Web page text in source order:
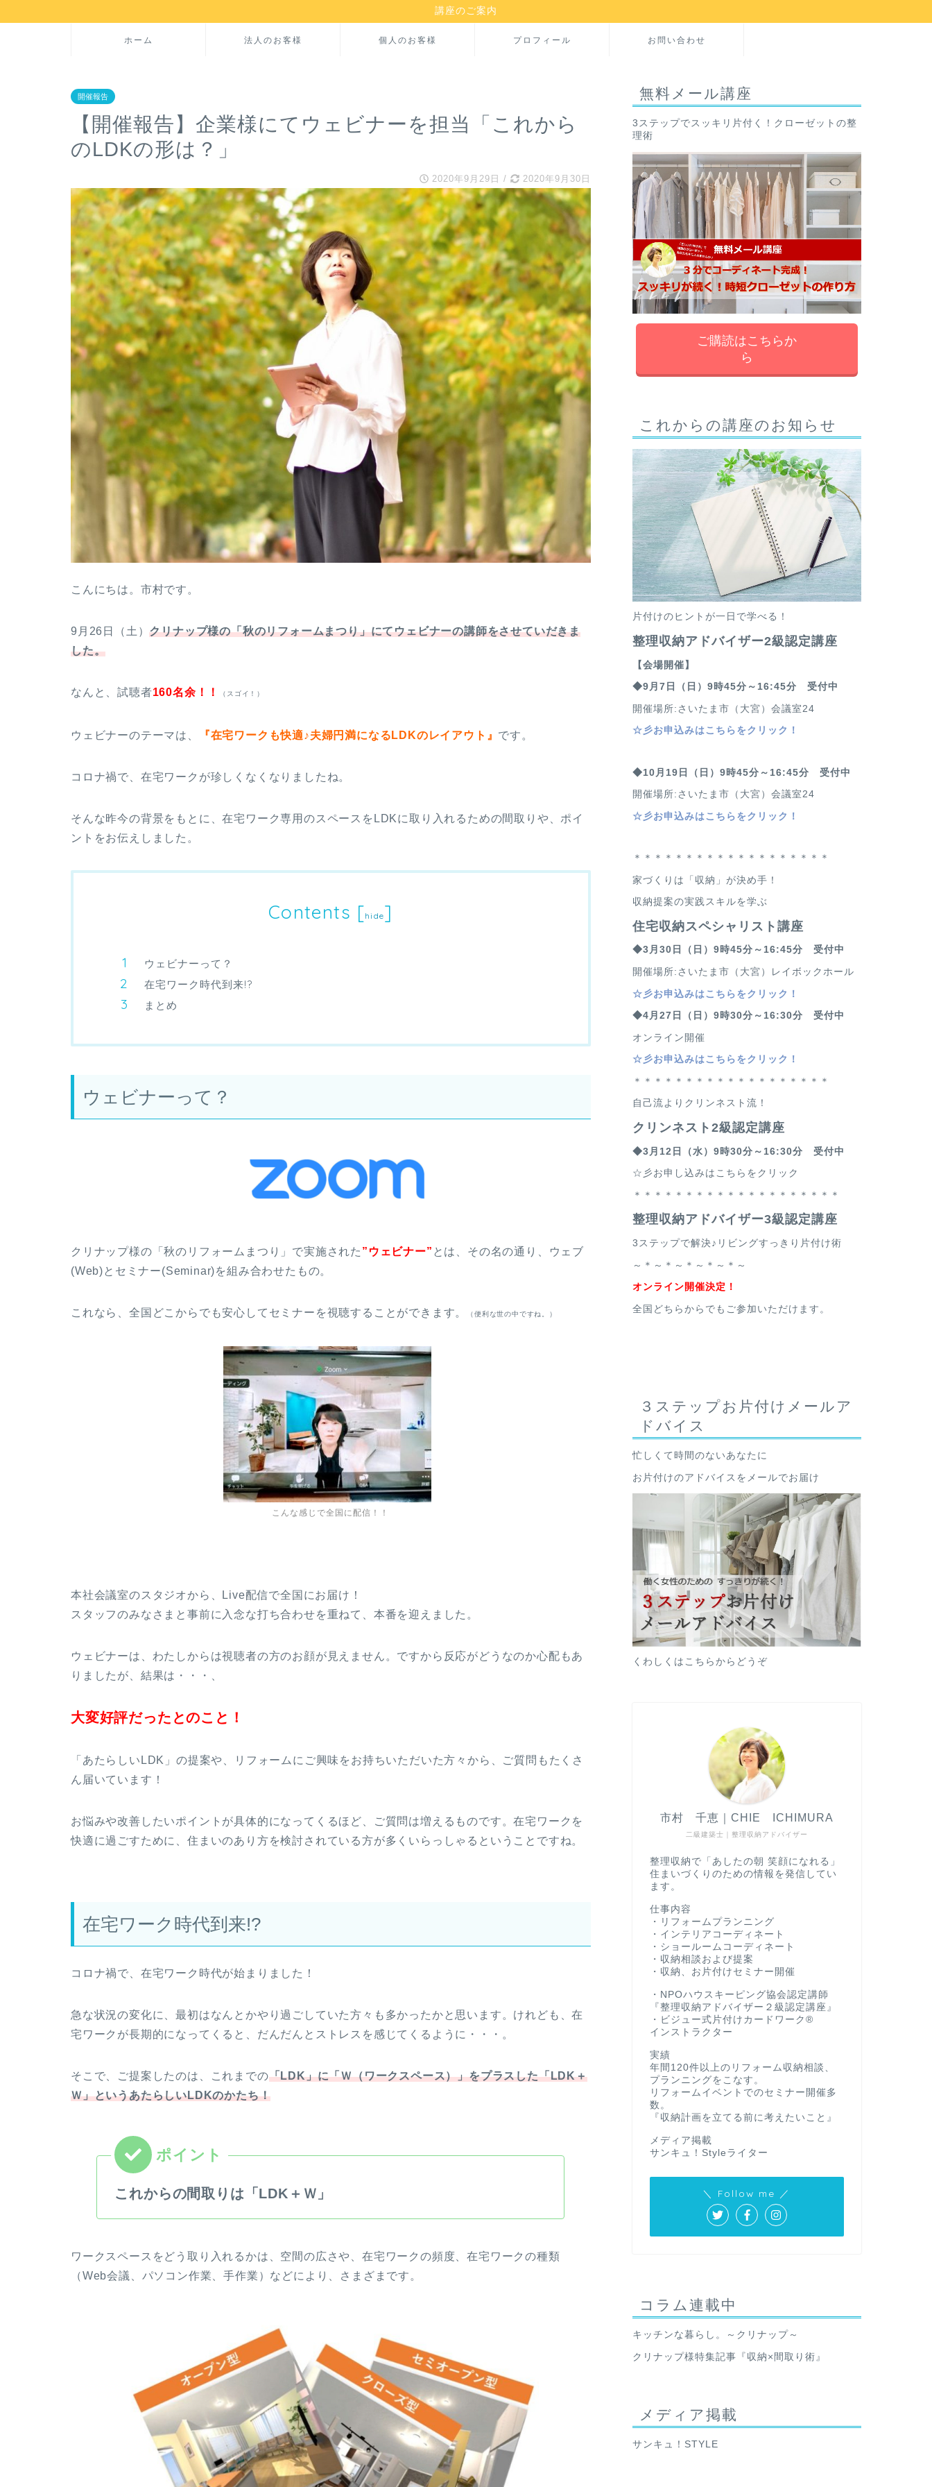
講座のご案内
ホーム 法人のお客様 個人のお客様 プロフィール お問い合わせ
開催報告
【開催報告】企業様にてウェビナーを担当「これから
のLDKの形は？」
2020年9月29日 / 2020年9月30日
こんにちは。市村です。
9月26日（土）クリナップ様の「秋のリフォームまつり」にてウェビナーの講師をさせていだきま
した。
なんと、試聴者160名余！！ （スゴイ！）
ウェビナーのテーマは、 『在宅ワークも快適♪夫婦円満になるLDKのレイアウト』 です。
コロナ禍で、在宅ワークが珍しくなくなりましたね。
そんな昨今の背景をもとに、在宅ワーク専用のスペースをLDKに取り入れるための間取りや、ポイ
ントをお伝えしました。
Contents [hide]
ウェビナーって？
在宅ワーク時代到来!?
まとめ
ウェビナーって？
クリナップ様の「秋のリフォームまつり」で実施された ”ウェビナー” とは、その名の通り、ウェブ
(Web)とセミナー(Seminar)を組み合わせたもの。
これなら、全国どこからでも安心してセミナーを視聴することができます。 （便利な世の中ですね。）
こんな感じで全国に配信！！
本社会議室のスタジオから、Live配信で全国にお届け！
スタッフのみなさまと事前に入念な打ち合わせを重ねて、本番を迎えました。
ウェビナーは、わたしからは視聴者の方のお顔が見えません。ですから反応がどうなのか心配もあ
りましたが、結果は・・・、
大変好評だったとのこと！
「あたらしいLDK」の提案や、リフォームにご興味をお持ちいただいた方々から、ご質問もたくさ
ん届いています！
お悩みや改善したいポイントが具体的になってくるほど、ご質問は増えるものです。在宅ワークを
快適に過ごすために、住まいのあり方を検討されている方が多くいらっしゃるということですね。
在宅ワーク時代到来!?
コロナ禍で、在宅ワーク時代が始まりました！
急な状況の変化に、最初はなんとかやり過ごしていた方々も多かったかと思います。けれども、在
宅ワークが長期的になってくると、だんだんとストレスを感じてくるように・・・。
そこで、ご提案したのは、これまでの「LDK」に「Ｗ（ワークスペース）」をプラスした「LDK＋
Ｗ」というあたらしいLDKのかたち！
これからの間取りは「LDK＋Ｗ」
ワークスペースをどう取り入れるかは、空間の広さや、在宅ワークの頻度、在宅ワークの種類
（Web会議、パソコン作業、手作業）などにより、さまざまです。
無料メール講座
3ステップでスッキリ片付く！クローゼットの整
理術
ご購読はこちらか
ら
これからの講座のお知らせ
片付けのヒントが一日で学べる！
整理収納アドバイザー2級認定講座
【会場開催】
◆9月7日（日）9時45分～16:45分 受付中
開催場所:さいたま市（大宮）会議室24
☆ 彡お申込みはこちらをクリック！
◆10月19日（日）9時45分～16:45分 受付中
開催場所:さいたま市（大宮）会議室24
☆ 彡お申込みはこちらをクリック！
＊＊＊＊＊＊＊＊＊＊＊＊＊＊＊＊＊＊＊
家づくりは「収納」が決め手！
収納提案の実践スキルを学ぶ
住宅収納スペシャリスト講座
◆3月30 日（日）9時45分～16:45分 受付中
開催場所:さいたま市（大宮）レイボックホール
☆ 彡お申込みはこちらをクリック！
◆4月27 日（日）9時30分～16:30分 受付中
オンライン開催
☆ 彡お申込みはこちらをクリック！
＊＊＊＊＊＊＊＊＊＊＊＊＊＊＊＊＊＊＊
自己流よりクリンネスト流！
クリンネスト2級認定講座
◆3月12 日（水）9時30分～16:30分 受付中
☆彡お申し込みはこちらをクリック
＊＊＊＊＊＊＊＊＊＊＊＊＊＊＊＊＊＊＊＊
整理収納アドバイザー3級認定講座
3ステップで解決♪リビングすっきり片付け術
～＊～＊～＊～＊～＊～
オンライン開催決定！
全国どちらからでもご参加いただけます。
３ステップお片付けメールア
ドバイス
忙しくて時間のないあなたに
お片付けのアドバイスをメールでお届け
くわしくはこちらからどうぞ
二級建築士｜整理収納アドバイザー
市村 千恵｜CHIE ICHIMURA
整理収納で「あしたの朝 笑顔になれる」
住まいづくりのための情報を発信してい
ます。
仕事内容
・リフォームプランニング
・インテリアコーディネート
・ショールームコーディネート
・収納相談および提案
・収納、お片付けセミナー開催
・NPOハウスキーピング協会認定講師
『整理収納アドバイザー２級認定講座』
・ビジュー式片付けカードワーク®
インストラクター
実績
年間120件以上のリフォーム収納相談、
プランニングをこなす。
リフォームイベントでのセミナー開催多
数。
『収納計画を立てる前に考えたいこと』
メディア掲載
サンキュ！Styleライター
＼ Follow me ／
コラム連載中
キッチンな暮らし。～クリナップ～
クリナップ様特集記事『収納×間取り術』
メディア掲載
サンキュ！STYLE